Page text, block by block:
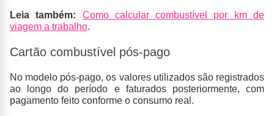
Leia também: Como calcular combustível por km de
viagem a trabalho.
Cartão combustível pós-pago
No modelo pós-pago, os valores utilizados são registrados
ao longo do período e faturados posteriormente, com
pagamento feito conforme o consumo real.